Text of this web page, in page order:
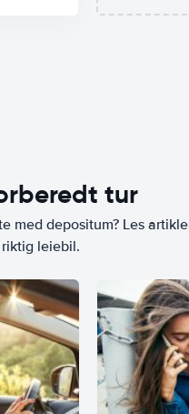
tur
med depositum? Les
leiebil.